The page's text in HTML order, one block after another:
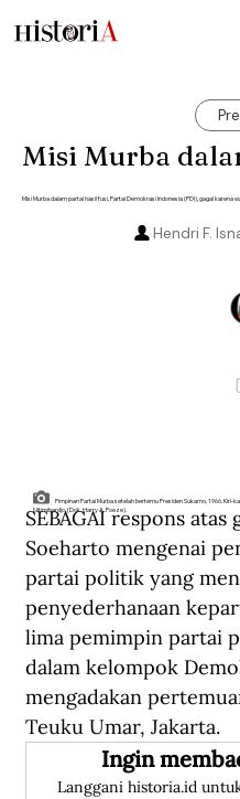
Misi Murba
Misi Murba dalam partai hasil fusi, Partai Demokrasi Indonesia (PDI), gagal karena
Hendri F.
Pimpinan Partai Murba setelah bertemu Presiden Sukarno, 1966. Kiri-
Nitimihardjo. (Dok. Harry A. Poeze).
SEBAGAI respons atas
Soeharto mengenai
partai politik yang
penyederhanaan
lima pemimpin partai
dalam kelompok
mengadakan
Teuku Umar, Jakarta.
Ingin
Langgani historia.id